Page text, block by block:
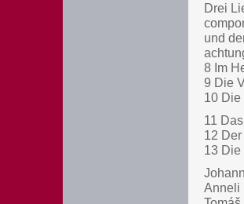
Drei
und
8 Im
9 Die
10 Die
11
12
13 Die
Anneli